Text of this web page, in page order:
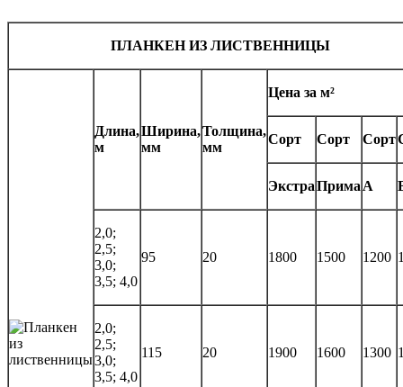
ПЛАНКЕН ИЗ ЛИСТВЕННИЦЫ
Длина,
м
Ширина,
мм
Толщина,
мм
Цена за м²
Сорт Сорт Сорт
ЭкстраПрима А
2,0;
2,5;
3,0;
3,5; 4,0
95 20 1800 1500 1200
2,0;
2,5;
3,0;
3,5; 4,0
115 20 1900 1600 1300